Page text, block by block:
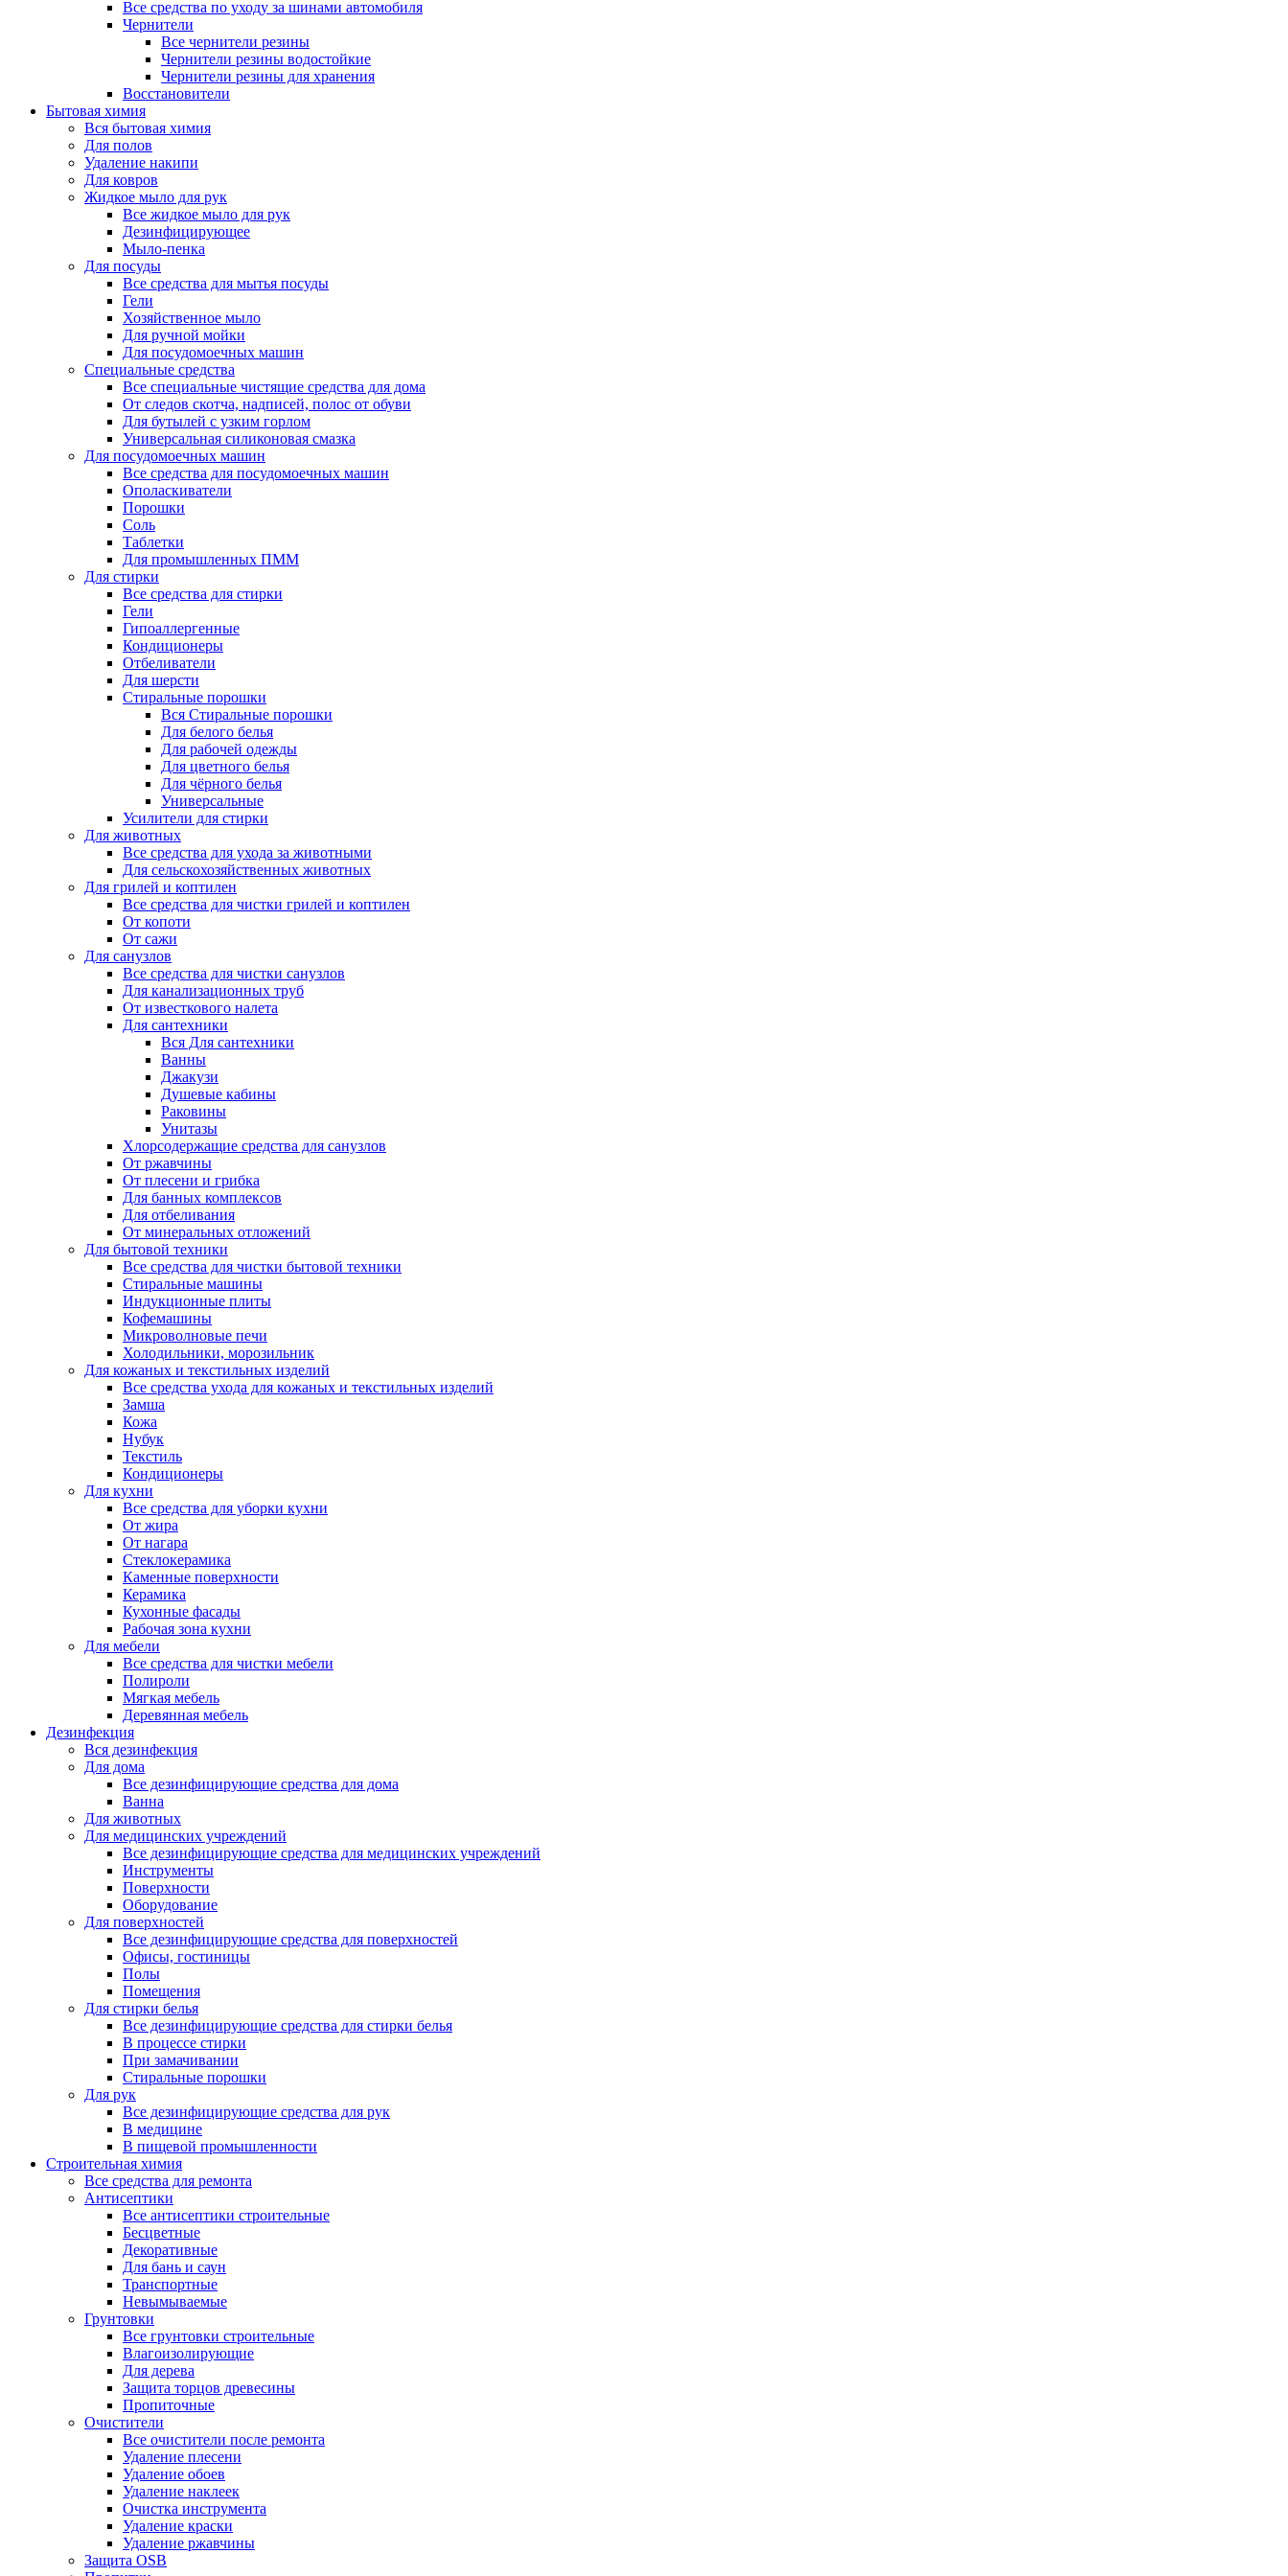
Все средства по уходу за шинами автомобиля
Чернители
Все чернители резины
Чернители резины водостойкие
Чернители резины для хранения
Восстановители
Бытовая химия
Вся бытовая химия
Для полов
Удаление накипи
Для ковров
Жидкое мыло для рук
Все жидкое мыло для рук
Дезинфицирующее
Мыло-пенка
Для посуды
Все средства для мытья посуды
Гели
Хозяйственное мыло
Для ручной мойки
Для посудомоечных машин
Специальные средства
Все специальные чистящие средства для дома
От следов скотча, надписей, полос от обуви
Для бутылей с узким горлом
Универсальная силиконовая смазка
Для посудомоечных машин
Все средства для посудомоечных машин
Ополаскиватели
Порошки
Соль
Таблетки
Для промышленных ПММ
Для стирки
Все средства для стирки
Гели
Гипоаллергенные
Кондиционеры
Отбеливатели
Для шерсти
Стиральные порошки
Вся Стиральные порошки
Для белого белья
Для рабочей одежды
Для цветного белья
Для чёрного белья
Универсальные
Усилители для стирки
Для животных
Все средства для ухода за животными
Для сельскохозяйственных животных
Для грилей и коптилен
Все средства для чистки грилей и коптилен
От копоти
От сажи
Для санузлов
Все средства для чистки санузлов
Для канализационных труб
От известкового налета
Для сантехники
Вся Для сантехники
Ванны
Джакузи
Душевые кабины
Раковины
Унитазы
Хлорсодержащие средства для санузлов
От ржавчины
От плесени и грибка
Для банных комплексов
Для отбеливания
От минеральных отложений
Для бытовой техники
Все средства для чистки бытовой техники
Стиральные машины
Индукционные плиты
Кофемашины
Микроволновые печи
Холодильники, морозильник
Для кожаных и текстильных изделий
Все средства ухода для кожаных и текстильных изделий
Замша
Кожа
Нубук
Текстиль
Кондиционеры
Для кухни
Все средства для уборки кухни
От жира
От нагара
Стеклокерамика
Каменные поверхности
Керамика
Кухонные фасады
Рабочая зона кухни
Для мебели
Все средства для чистки мебели
Полироли
Мягкая мебель
Деревянная мебель
Дезинфекция
Вся дезинфекция
Для дома
Все дезинфицирующие средства для дома
Ванна
Для животных
Для медицинских учреждений
Все дезинфицирующие средства для медицинских учреждений
Инструменты
Поверхности
Оборудование
Для поверхностей
Все дезинфицирующие средства для поверхностей
Офисы, гостиницы
Полы
Помещения
Для стирки белья
Все дезинфицирующие средства для стирки белья
В процессе стирки
При замачивании
Стиральные порошки
Для рук
Все дезинфицирующие средства для рук
В медицине
В пищевой промышленности
Строительная химия
Все средства для ремонта
Антисептики
Все антисептики строительные
Бесцветные
Декоративные
Для бань и саун
Транспортные
Невымываемые
Грунтовки
Все грунтовки строительные
Влагоизолирующие
Для дерева
Защита торцов древесины
Пропиточные
Очистители
Все очистители после ремонта
Удаление плесени
Удаление обоев
Удаление наклеек
Очистка инструмента
Удаление краски
Удаление ржавчины
Защита OSB